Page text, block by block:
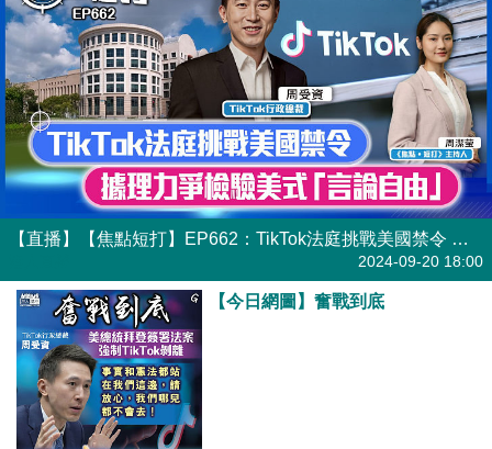
【直播】【焦點短打】EP662：TikTok法庭挑戰美國禁令 據理力爭檢驗美式「言論自由」
2024-09-20 18:00
【今日網圖】奮戰到底